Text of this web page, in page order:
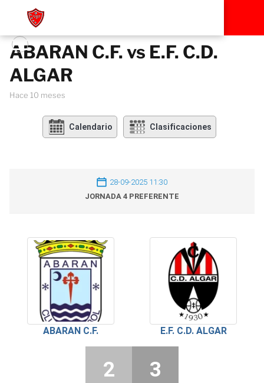
ABARAN C.F. vs E.F. C.D.
ALGAR
hace 10 meses
Calendario Clasificaciones
28-09-2025 11:30
JORNADA 4 PREFERENTE
ABARAN C.F. E.F. C.D. ALGAR
2 3